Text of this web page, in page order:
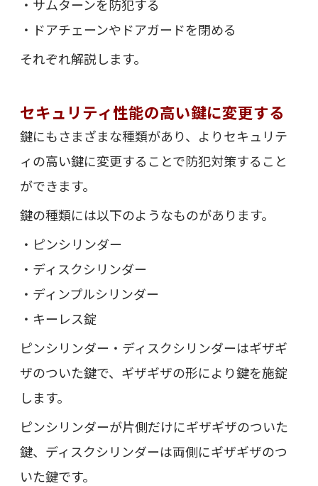
・サムターンを防犯する
・ドアチェーンやドアガードを閉める
それぞれ解説します。
セキュリティ性能の高い鍵に変更する
鍵にもさまざまな種類があり、よりセキュリテ
ィの高い鍵に変更することで防犯対策すること
ができます。
鍵の種類には以下のようなものがあります。
・ピンシリンダー
・ディスクシリンダー
・ディンプルシリンダー
・キーレス錠
ピンシリンダー・ディスクシリンダーはギザギ
ザのついた鍵で、ギザギザの形により鍵を施錠
します。
ピンシリンダーが片側だけにギザギザのついた
鍵、ディスクシリンダーは両側にギザギザのつ
いた鍵です。